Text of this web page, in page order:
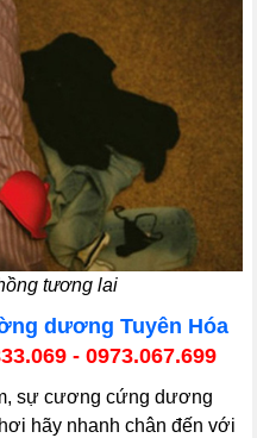
tương lai
dương Tuyên Hóa
- 0973.067.699
sự cương cứng dương
hãy nhanh chân đến với